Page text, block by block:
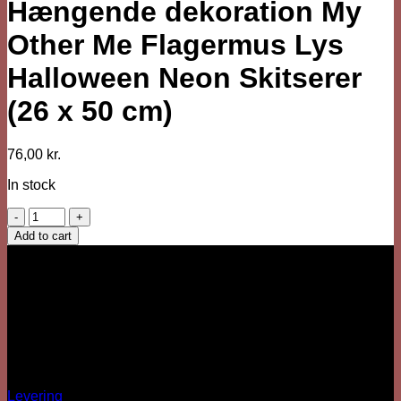
Hængende dekoration My
Other Me Flagermus Lys
Halloween Neon Skitserer
(26 x 50 cm)
76,00 kr.
In stock
Hængende
dekoration
My
x
Add to cart
Levering